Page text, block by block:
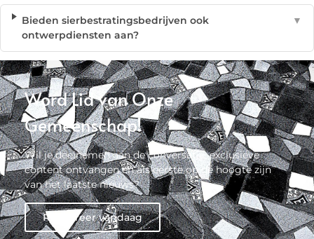
Bieden sierbestratingsbedrijven ook
ontwerpdiensten aan?
▼
Word Lid van Onze
Gemeenschap!
Wil je deelnemen aan de conversatie, exclusieve
content ontvangen en als eerste op de hoogte zijn
van het laatste nieuws?
Registreer vandaag